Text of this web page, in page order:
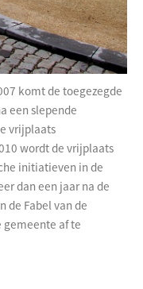
komt de toegezegde
een slepende
vrijplaats
wordt de vrijplaats
initiatieven in de
dan een jaar na de
de Fabel van de
af te